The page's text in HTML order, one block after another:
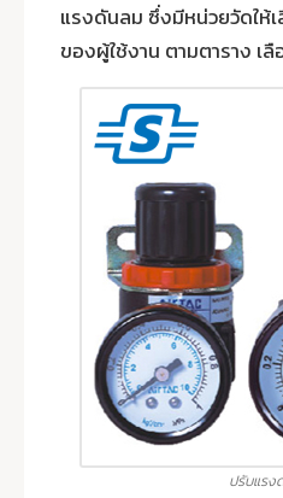
แรงดันลม ซึ่งมีหน่วยวัดให้
ของผู้ใช้งาน ตามตาราง เ
ปรับแรง